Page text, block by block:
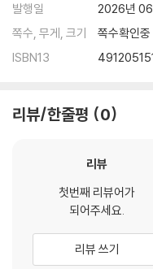
발행일
2026년
쪽수, 무게, 크기
쪽수확인
ISBN13
리뷰/한줄평 0
리뷰
첫번째 리뷰어가
되어주세요.
리뷰 쓰기